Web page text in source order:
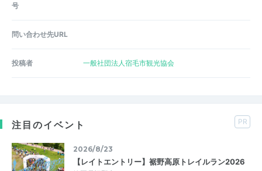
号
問い合わせ先URL
投稿者 一般社団法人宿毛市観光協会
注目のイベント PR
2026/8/23
【レイトエントリー】裾野高原トレイルラン2026